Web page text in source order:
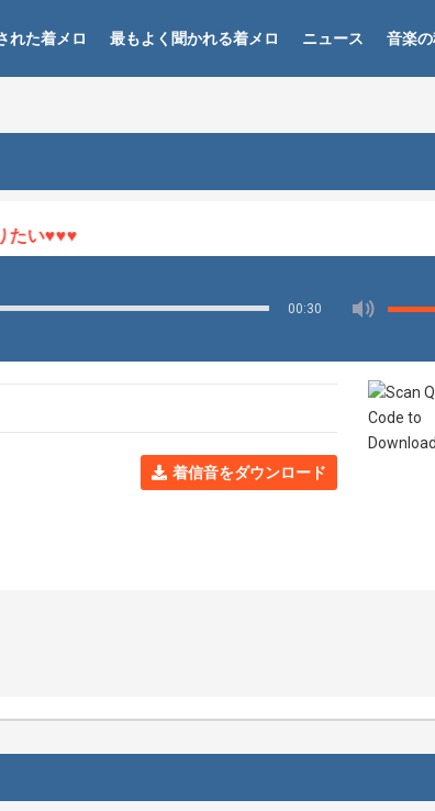
れた着メロ 最もよく聞かれる着メロ ニュース 音楽
♥♥♥
00:30
着信音をダウンロード